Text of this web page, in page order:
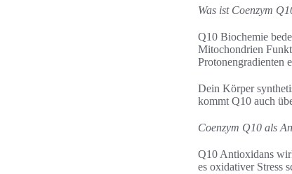
Was ist Coenzym
Q10 Biochemie
Mitochondrien
Protonengradienten
Dein Körper
kommt Q10 auch
Coenzym Q10 als
Q10 Antioxidans
es oxidativer Stress